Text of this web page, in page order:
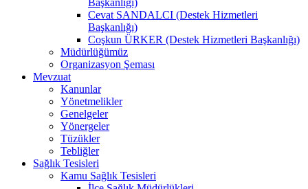
Cevat SANDALCI (Destek Hizmetleri
Başkanlığı)
Coşkun ÜRKER (Destek Hizmetleri Başkanlığı)
Müdürlüğümüz
Organizasyon Şeması
Mevzuat
Kanunlar
Yönetmelikler
Genelgeler
Yönergeler
Tüzükler
Tebliğler
Sağlık Tesisleri
Kamu Sağlık Tesisleri